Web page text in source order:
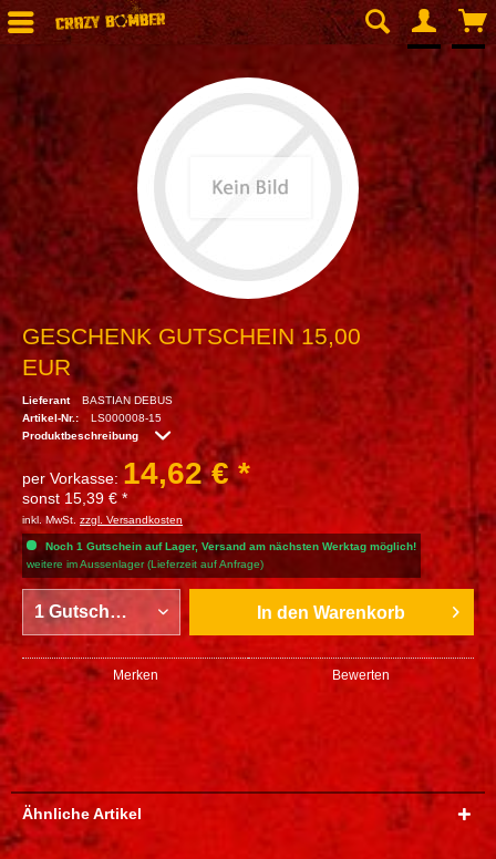
GESCHENK GUTSCHEIN 15,00
EUR
Lieferant
BASTIAN DEBUS
Artikel-Nr.:
LS000008-15
Produktbeschreibung
per Vorkasse: 14,62 € *
sonst 15,39 € *
inkl. MwSt. zzgl. Versandkosten
Noch 1 Gutschein auf Lager, Versand am nächsten Werktag möglich!
weitere im Aussenlager (Lieferzeit auf Anfrage)
In den Warenkorb
Merken Bewerten
Ähnliche Artikel